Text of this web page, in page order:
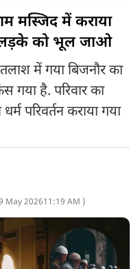
मस्जिद में कराया
लड़के को भूल जाओ
में गया बिजनौर का
गया है. परिवार का
परिवर्तन कराया गया
May 202611:19 AM )